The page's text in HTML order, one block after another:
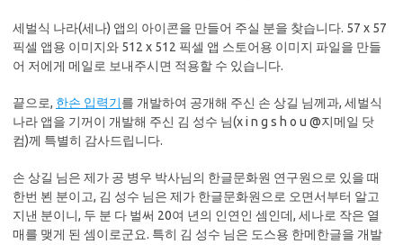
세벌식 나라(세나) 앱의 아이콘을 만들어 주실 분을 찾습니다. 57 x 57
픽셀 앱용 이미지와 512 x 512 픽셀 앱 스토어용 이미지 파일을 만들
어 저에게 메일로 보내주시면 적용할 수 있습니다.
끝으로, 한손 입력기를 개발하여 공개해 주신 손 상길 님께과, 세벌식
나라 앱을 기꺼이 개발해 주신 김 성수 님(x i n g s h o u @지메일 닷
컴)께 특별히 감사드립니다.
손 상길 님은 제가 공 병우 박사님의 한글문화원 연구원으로 있을 때
한번 뵌 분이고, 김 성수 님은 제가 한글문화원으로 오면서부터 알고
지낸 분이니, 두 분 다 벌써 20여 년의 인연인 셈인데, 세나로 작은 열
매를 맺게 된 셈이로군요. 특히 김 성수 님은 도스용 한메한글을 개발